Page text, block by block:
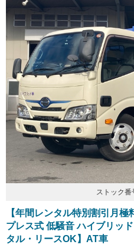
ストック番
【年間レンタル特別割引月
プレス式 低騒音 ハイブリッ
タル・リースOK】AT車